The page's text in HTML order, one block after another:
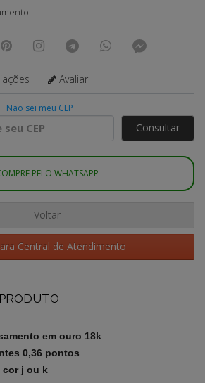
Avaliar
Não sei meu CEP
Consultar
PELO WHATSAPP
Voltar
Central de Atendimento
em ouro 18k
0,36 pontos
cor j ou k